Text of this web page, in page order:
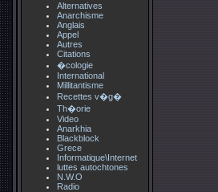
Alternatives
Anarchisme
Anglais
Appel
Autres
Citations
�cologie
International
Millitantisme
Recettes v�g�
Th�orie
Video
Anarkhia
Blackblock
Grece
Informatique\Internet
luttes autochtones
N.W.O
Radio